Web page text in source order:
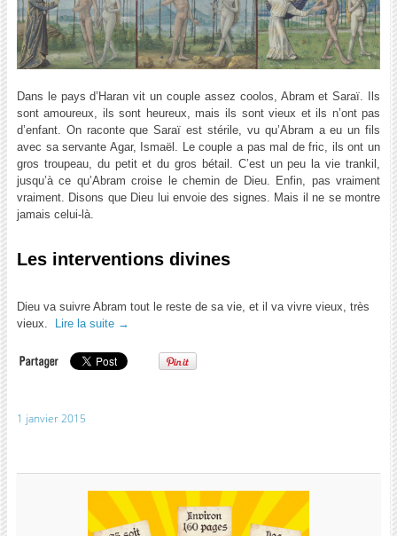
Dans le pays d’Haran vit un couple assez coolos, Abram et Saraï. Ils
sont amoureux, ils sont heureux, mais ils sont vieux et ils n’ont pas
d’enfant. On raconte que Saraï est stérile, vu qu’Abram a eu un fils
avec sa servante Agar, Ismaël. Le couple a pas mal de fric, ils ont un
gros troupeau, du petit et du gros bétail. C’est un peu la vie trankil,
jusqu’à ce qu’Abram croise le chemin de Dieu. Enfin, pas vraiment
vraiment. Disons que Dieu lui envoie des signes. Mais il ne se montre
jamais celui-là.
Les interventions divines
Dieu va suivre Abram tout le reste de sa vie, et il va vivre vieux, très
vieux. Lire la suite →
1 janvier 2015